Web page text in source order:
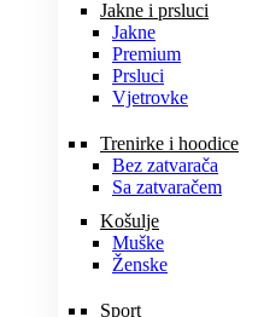
Jakne i prsluci
Jakne
Premium
Prsluci
Vjetrovke
Trenirke i hoodice
Bez zatvarača
Sa zatvaračem
Košulje
Muške
Ženske
Sport